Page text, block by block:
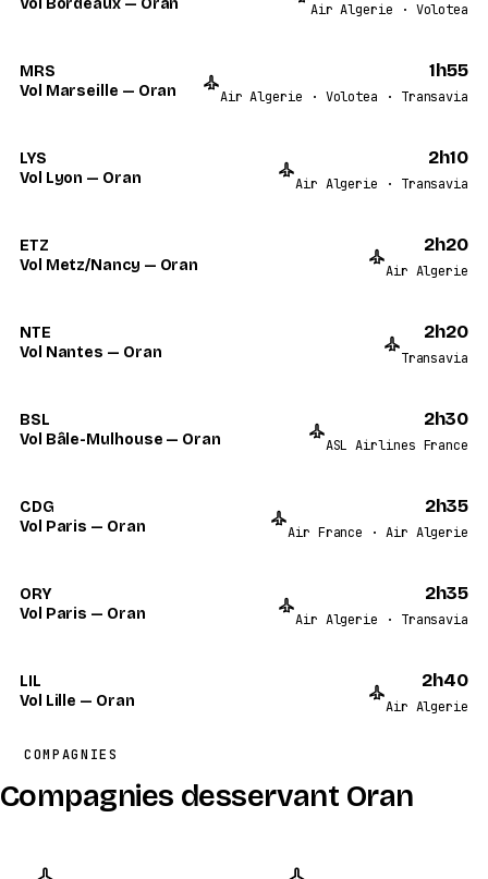
Vol Bordeaux — Oran
Air Algerie · Volotea
MRS
Vol Marseille — Oran
1h55
Air Algerie · Volotea · Transavia
LYS
Vol Lyon — Oran
2h10
Air Algerie · Transavia
ETZ
Vol Metz/Nancy — Oran
2h20
Air Algerie
NTE
Vol Nantes — Oran
2h20
Transavia
BSL
Vol Bâle-Mulhouse — Oran
2h30
ASL Airlines France
CDG
Vol Paris — Oran
2h35
Air France · Air Algerie
ORY
Vol Paris — Oran
2h35
Air Algerie · Transavia
LIL
Vol Lille — Oran
2h40
Air Algerie
COMPAGNIES
Compagnies desservant Oran